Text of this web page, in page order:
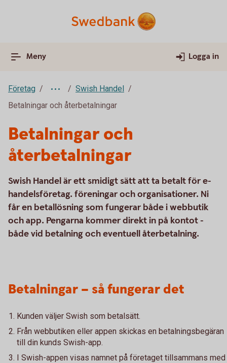
Meny Logga in
Företag
Swish Handel
Betalningar och återbetalningar
Betalningar och
återbetalningar
Swish Handel är ett smidigt sätt att ta betalt för e-
handelsföretag. föreningar och organisationer. Ni
får en betallösning som fungerar både i webbutik
och app. Pengarna kommer direkt in på kontot -
både vid betalning och eventuell återbetalning.
Betalningar – så fungerar det
Kunden väljer Swish som betalsätt.
Från webbutiken eller appen skickas en betalningsbegäran
till din kunds Swish-app.
I Swish-appen visas namnet på företaget tillsammans med